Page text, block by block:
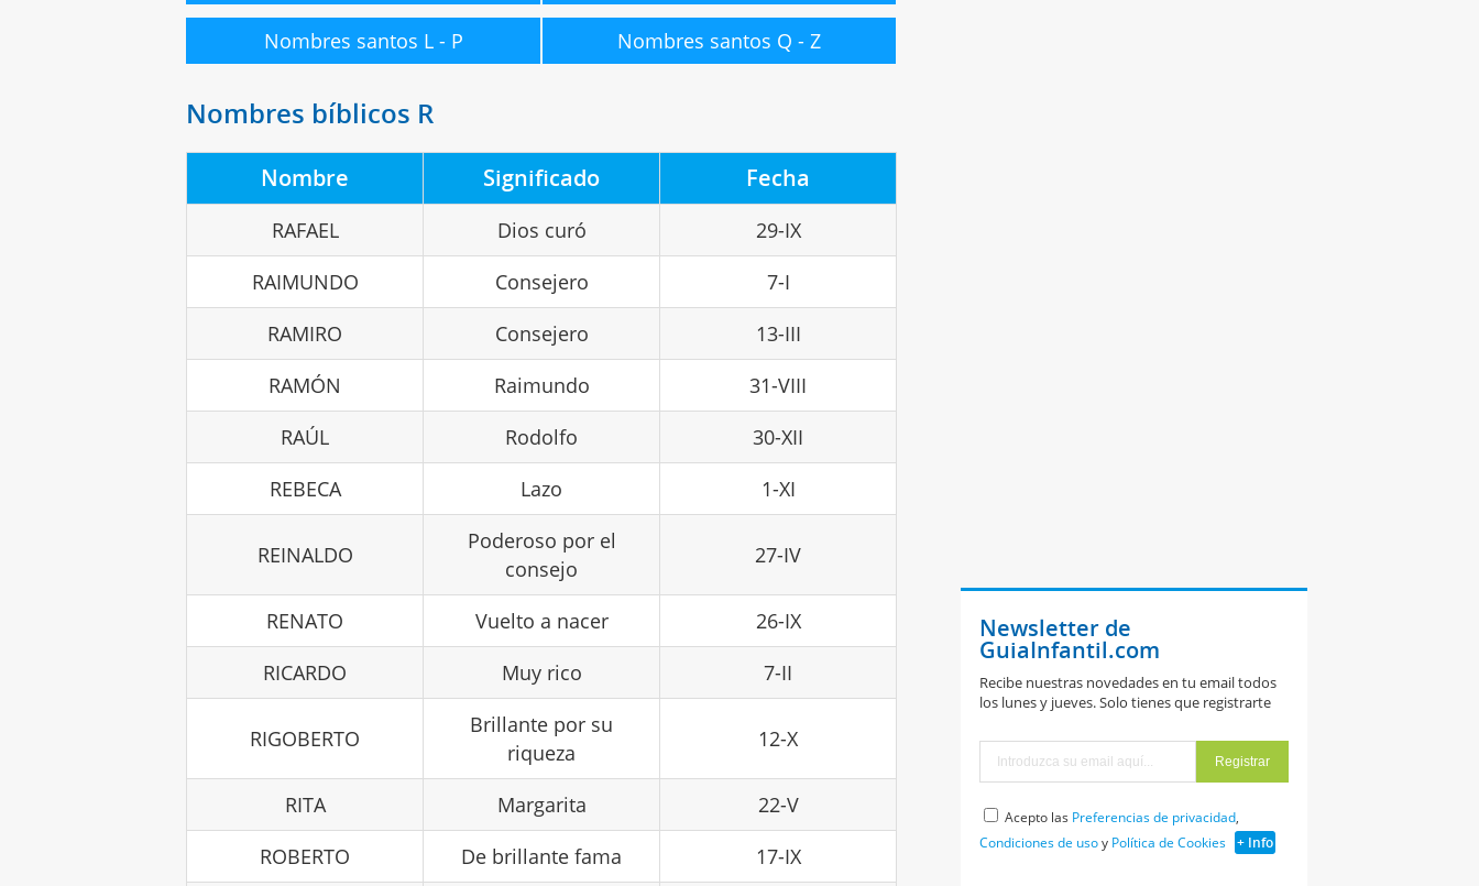
Nombres santos L - P Nombres santos Q - Z
Nombres bíblicos R
Nombre Significado Fecha
RAFAEL Dios curó
29-IX
RAIMUNDO
Consejero
7-I
RAMIRO
Consejero
13-III
RAMÓN
Raimundo
31-VIII
RAÚL
Rodolfo
30-XII
REBECA
Lazo 1-XI
REINALDO
Poderoso por el
consejo
27-IV
RENATO Vuelto a nacer
26-IX
RICARDO
Muy rico 7-II
RIGOBERTO
Brillante por su
riqueza
12-X
RITA Margarita
22-V
ROBERTO
De brillante fama
17-IX
Newsletter de
GuiaInfantil.com
Recibe nuestras novedades en tu email todos
los lunes y jueves. Solo tienes que registrarte
Acepto las Preferencias de privacidad,
Condiciones de usoy Política de Cookies + Info